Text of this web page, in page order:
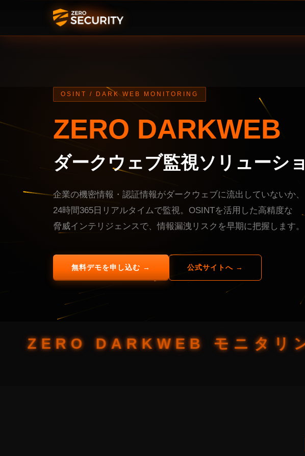
OSINT / DARK WEB MONITORING
ZERO DARKWEB
ダークウェブ監視ソリューシ
企業の機密情報・認証情報がダークウェブに流出していないか、
24時間365日リアルタイムで監視。OSINTを活用した高精度な
脅威インテリジェンスで、情報漏洩リスクを早期に把握します。
無料デモを申し込む → 公式サイトへ →
ZERO DARKWEB モニタリング